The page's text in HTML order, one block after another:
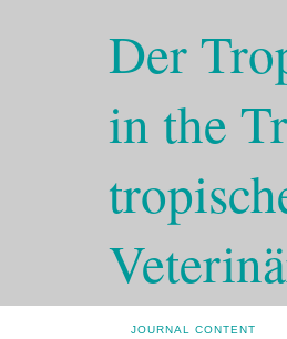
Der
in the
JOURNAL CONTENT